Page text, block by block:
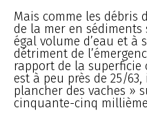
Mais comme les débris
de la mer en sédiments
égal volume d’eau et à
détriment de
rapport de la
est à peu près de 25/
plancher des vaches »
cinquante-cinq